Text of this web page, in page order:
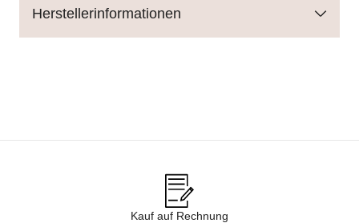
Herstellerinformationen
Kauf auf Rechnung